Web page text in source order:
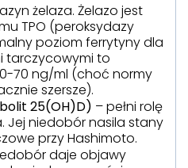
żelaza. Żelazo jest
TPO (peroksydazy
poziom ferrytyny dla
tarczycowymi to
70 ng/ml (choć normy
szersze).
25(OH)D) – pełni rolę
Jej niedobór nasila stany
przy Hashimoto.
daje objawy